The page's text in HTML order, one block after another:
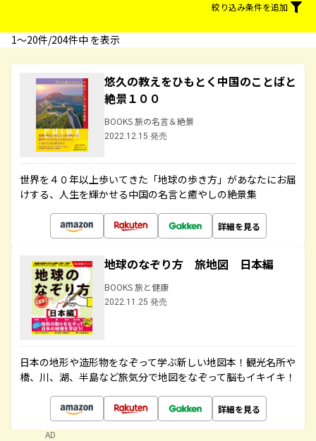
絞り込み条件を追加
1〜20件/204件中 を表示
悠久の教えをひもとく中国のことばと
絶景１００
BOOKS 旅の名言＆絶景
2022.12.15 発売
世界を４０年以上歩いてきた「地球の歩き方」があなたにお届
けする、人生を輝かせる中国の名言と癒やしの絶景集
詳細を見る
地球のなぞり方 旅地図 日本編
BOOKS 旅と健康
2022.11.25 発売
日本の地形や造形物をなぞって学ぶ新しい地図本！観光名所や
橋、川、湖、半島など旅気分で地図をなぞって脳もイキイキ！
詳細を見る
AD